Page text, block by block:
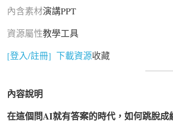
內含素材演講PPT
資源屬性教學工具
[登入/註冊]  下載資源收藏
內容說明
在這個問AI就有答案的時代，如何跳脫